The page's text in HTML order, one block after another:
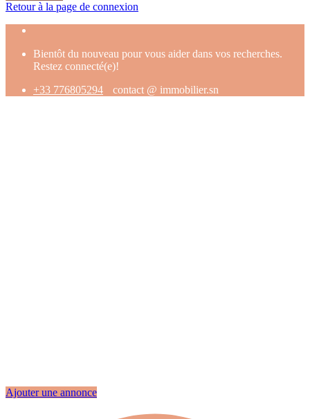
Retour à la page de connexion
Bientôt du nouveau pour vous aider dans vos recherches.
Restez connecté(e)!
+33 776805294
contact @ immobilier.sn
Ajouter une annonce